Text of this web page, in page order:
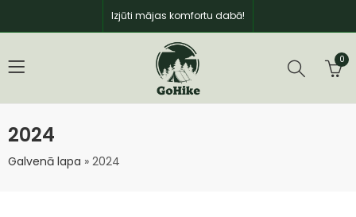
Izjūti mājas komfortu dabā!
0
2024
Galvenā lapa » 2024